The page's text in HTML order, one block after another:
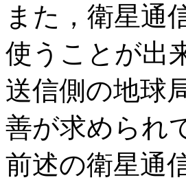
また，衛星通
使うことが出
送信側の地球
善が求められ
前述の衛星通